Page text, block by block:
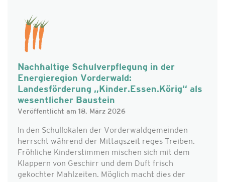
Nachhaltige Schulverpflegung in der
Energieregion Vorderwald:
Landesförderung „Kinder.Essen.Körig“ als
wesentlicher Baustein
Veröffentlicht am 18. März 2026
In den Schullokalen der Vorderwaldgemeinden
herrscht während der Mittagszeit reges Treiben.
Fröhliche Kinderstimmen mischen sich mit dem
Klappern von Geschirr und dem Duft frisch
gekochter Mahlzeiten. Möglich macht dies der